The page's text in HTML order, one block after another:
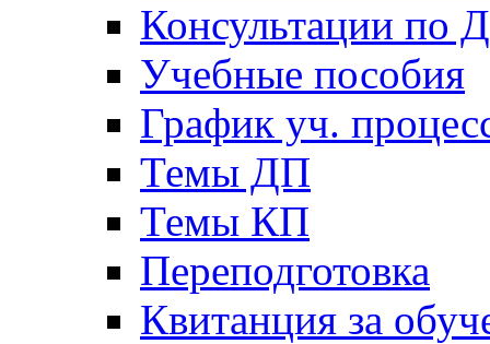
Консультации по
Учебные пособия
График уч.
Темы ДП
Темы КП
Переподготовка
Квитанция за